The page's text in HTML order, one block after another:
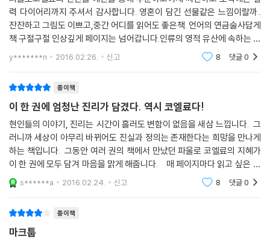
력 다이어리까지 주셔서 감사합니다. 영혼이 담긴 선물같은 느낌이랄까..
잔잔하고 그림도 이쁘고,중간 어디를 읽어도 좋은책. 언어의 연금술사답게
책 구절구절 인상깊게 페이지는 넘어갑니다.인류의 영적 유산에 속하는 이
야기들...... 마크툽은 아랍어로 "모든것은 이미 기록되어 있다" 라는 뜻으
로파울로가 코엘
y*******n 2016.02.26. 신고 8 댓글0
종이책
이 한 권에 엄청난 진리가 담겼다. 역시 코엘료다!
현인들의 이야기, 진리는 시간이 흘러도 변함이 없음을 새삼 느낍니다. 그
러니까 세상이 아무리 바뀌어도 진실과 정의는 존재한다는 희망을 만나게
하는 책입니다. 그동안 여러 권의 책에서 만났던 파울로 코엘료의 지혜가
이 한 권에 모두 담겨 마음을 맑게 해줍니다. 매 페이지마다 읽고 싶은 충
동을 느끼게 하고, 그 감동이 엄청납니다. 파울로 코엘료가 그랬듯, 제 영혼
도 풍성
s******a 2016.02.24. 신고 8 댓글0
종이책
마크툽